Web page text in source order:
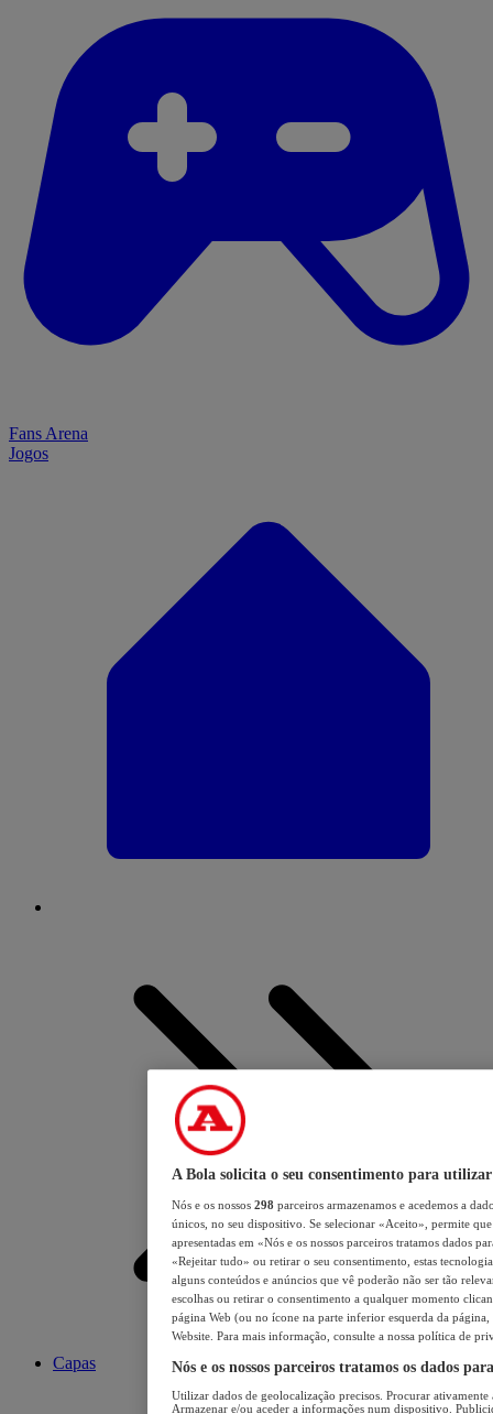
Fans Arena
Jogos
Capas
A Bola solicita o seu consentimento para utilizar
Nós e os nossos 298 parceiros armazenamos e acedemos a
únicos, no seu dispositivo. Se selecionar «Aceito», permite
apresentadas em «Nós e os nossos parceiros tratamos dados
«Rejeitar tudo» ou retirar o seu consentimento, estas
alguns conteúdos e anúncios que vê poderão não ser tão
escolhas ou retirar o consentimento a qualquer momento
página Web (ou no ícone na parte inferior esquerda da página,
Website. Para mais informação, consulte a nossa política de
Nós e os nossos parceiros tratamos os dados
Utilizar dados de geolocalização precisos. Procurar
Armazenar e/ou aceder a informações num dispositivo.